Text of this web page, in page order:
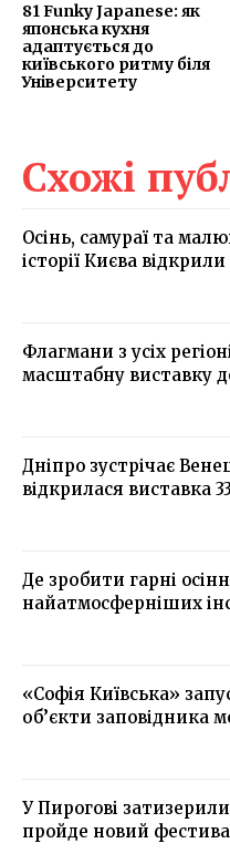
81 Funky Japanese: як
японська кухня
адаптується до
київського ритму біля
Університету
Схожі
Осінь, самураї та
історії Києва
Флагмани з усіх
масштабну виставку
Дніпро зустрічає
відкрилася виставка
Де зробити гарні
найатмосферніших
«Софія Київська»
об’єкти заповідника
У Пирогові
пройде новий